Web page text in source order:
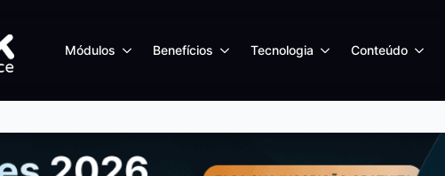
Módulos Benefícios Tecnologia Conteúdo